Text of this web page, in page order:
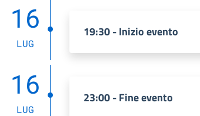
16
LUG
19:30 - Inizio evento
16
LUG
23:00 - Fine evento